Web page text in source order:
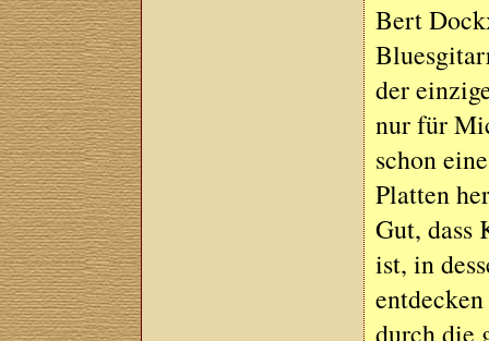
Bert
der
nur für
schon
Platten
Gut, dass
ist, in
durch die